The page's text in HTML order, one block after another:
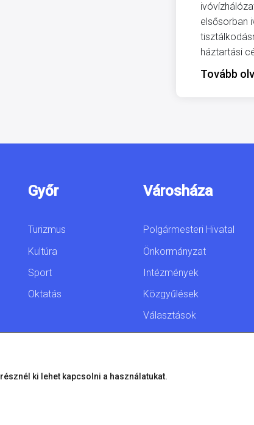
elsősorban
háztartási
Tovább
Győr
Turizmus
Kultúra
Sport
Oktatás
Városháza
Polgármesteri Hivatal
Önkormányzat
Intézmények
Közgyűlések
Választások
résznél ki lehet kapcsolni a használatukat.